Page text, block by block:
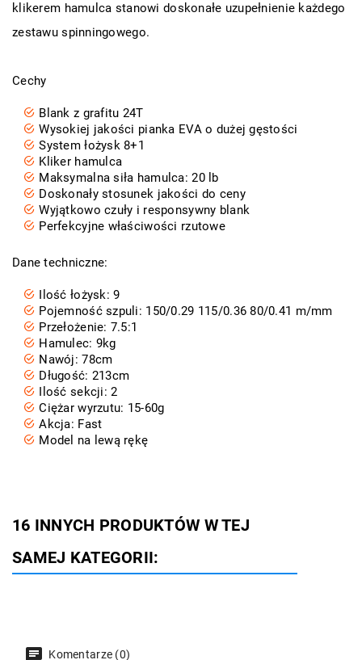
klikerem hamulca stanowi doskonałe uzupełnienie każdego
zestawu spinningowego.
Cechy
Blank z grafitu 24T
Wysokiej jakości pianka EVA o dużej gęstości
System łożysk 8+1
Kliker hamulca
Maksymalna siła hamulca: 20 lb
Doskonały stosunek jakości do ceny
Wyjątkowo czuły i responsywny blank
Perfekcyjne właściwości rzutowe
Dane techniczne:
Ilość łożysk: 9
Pojemność szpuli: 150/0.29 115/0.36 80/0.41 m/mm
Przełożenie: 7.5:1
Hamulec: 9kg
Nawój: 78cm
Długość: 213cm
Ilość sekcji: 2
Ciężar wyrzutu: 15-60g
Akcja: Fast
Model na lewą rękę
16 INNYCH PRODUKTÓW W TEJ
SAMEJ KATEGORII:
Komentarze (0)